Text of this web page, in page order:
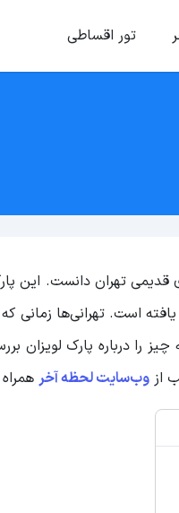
تور اقساطی
قدیمی تهران دانست.
است. تهرانی‌ها زمانی
را درباره پارک لویزان
از وب‌سایت لحظه آخر